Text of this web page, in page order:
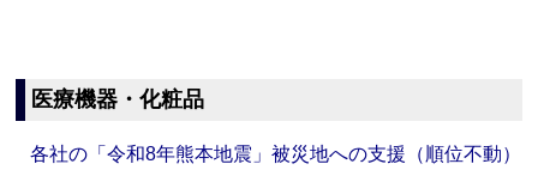
医療機器・化粧品
各社の「令和8年熊本地震」被災地への支援（順位不動）